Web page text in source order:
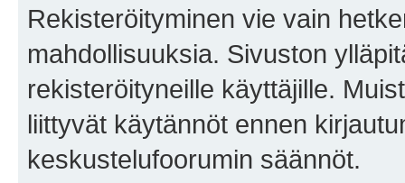
Rekisteröityminen vie vain
mahdollisuuksia. Sivuston
rekisteröityneille käyttäjille.
liittyvät käytännöt ennen
keskustelufoorumin säännöt.